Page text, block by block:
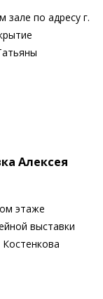
зале по адресу г.
Алексея
этаже
выставки